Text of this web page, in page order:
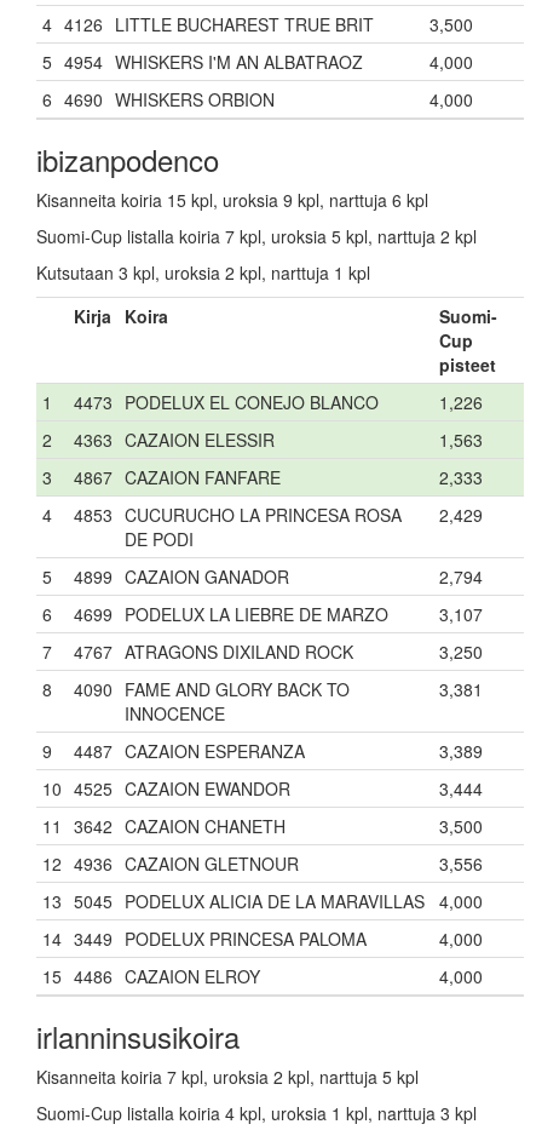
4 4126 LITTLE BUCHAREST TRUE BRIT
3,500
5 4954 WHISKERS I'M AN ALBATRAOZ
4,000
6 4690 WHISKERS ORBION 4,000
ibizanpodenco
Kisanneita koiria 15 kpl, uroksia 9 kpl, narttuja 6 kpl
Suomi-Cup listalla koiria 7 kpl, uroksia 5 kpl, narttuja 2 kpl
Kutsutaan 3 kpl, uroksia 2 kpl, narttuja 1 kpl
Kirja Koira
Suomi-
Cup
pisteet
1
4473 PODELUX EL CONEJO BLANCO
1,226
2
4363 CAZAION ELESSIR
1,563
3
4867 CAZAION FANFARE
2,333
4
4853 CUCURUCHO LA PRINCESA ROSA
DE PODI
2,429
5 4899 CAZAION GANADOR
2,794
6
4699 PODELUX LA LIEBRE DE MARZO
3,107
7
4767 ATRAGONS DIXILAND ROCK
3,250
8
4090 FAME AND GLORY BACK TO
INNOCENCE
3,381
9 4487 CAZAION ESPERANZA
3,389
10 4525 CAZAION EWANDOR
3,444
11
3642 CAZAION CHANETH
3,500
12 4936 CAZAION GLETNOUR
3,556
13 5045 PODELUX ALICIA DE LA MARAVILLAS 4,000
14 3449 PODELUX PRINCESA PALOMA
4,000
15 4486 CAZAION ELROY 4,000
irlanninsusikoira
Kisanneita koiria 7 kpl, uroksia 2 kpl, narttuja 5 kpl
Suomi-Cup listalla koiria 4 kpl, uroksia 1 kpl, narttuja 3 kpl